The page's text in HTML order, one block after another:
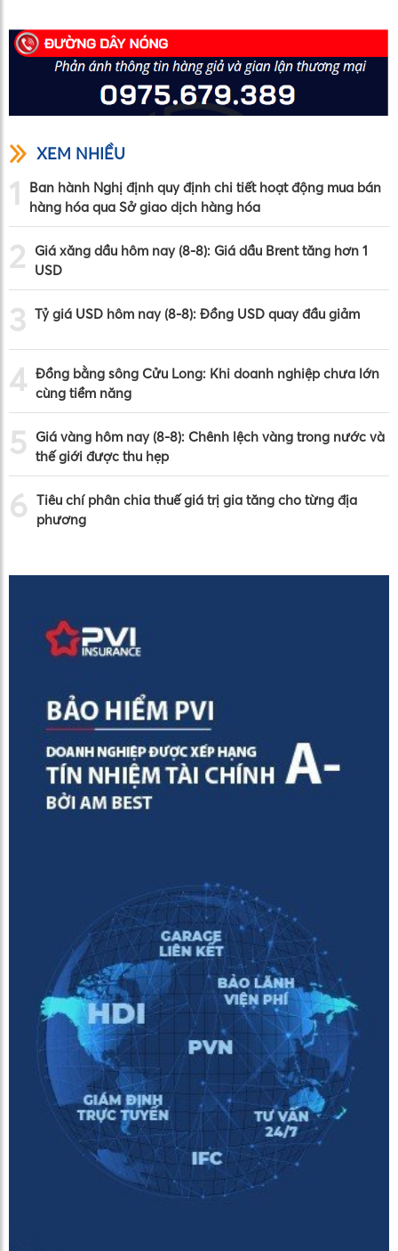
XEM NHIỀU
1
Ban hành Nghị định quy định chi tiết hoạt động mua bán
hàng hóa qua Sở giao dịch hàng hóa
2
Giá xăng dầu hôm nay (8-8): Giá dầu Brent tăng hơn 1
USD
3 Tỷ giá USD hôm nay (8-8): Đồng USD quay đầu giảm
4 Đồng bằng sông Cửu Long: Khi doanh nghiệp chưa lớn
cùng tiềm năng
5
Giá vàng hôm nay (8-8): Chênh lệch vàng trong nước và
thế giới được thu hẹp
6 Tiêu chí phân chia thuế giá trị gia tăng cho từng địa
phương